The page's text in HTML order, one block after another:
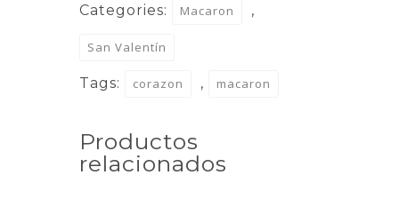
Categories: Macaron ,
San Valentín
Tags: corazon , macaron
Productos
relacionados